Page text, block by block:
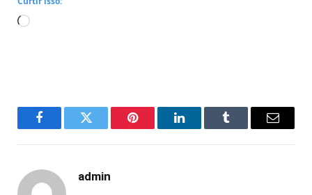
Carregando...
FacebookTwitter Pinterest LinkedInTumblr Email
admin